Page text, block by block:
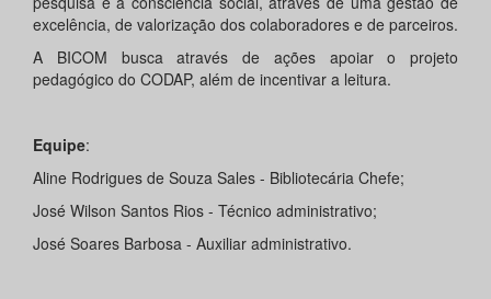
excelência, de valorização dos colaboradores e de parceiros.
A BICOM busca através de ações apoiar o projeto
pedagógico do CODAP, além de incentivar a leitura.
Equipe:
Aline Rodrigues de Souza Sales - Bibliotecária Chefe;
José Wilson Santos Rios - Técnico administrativo;
José Soares Barbosa - Auxiliar administrativo.